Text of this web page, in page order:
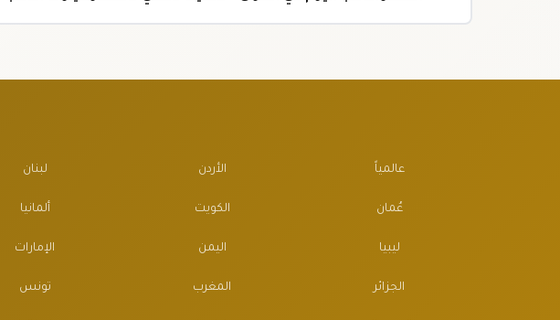
عالمياً الأردن لبنان
عُمان الكويت ألمانيا
ليبيا اليمن الإمارات
الجزائر المغرب تونس